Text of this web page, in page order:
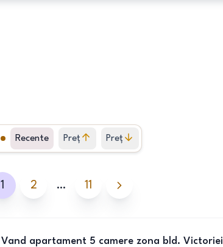
Recente Preț
crescător
Preț
descrescător
1 2 … 11
Vand apartament 5 camere zona bld. Victoriei